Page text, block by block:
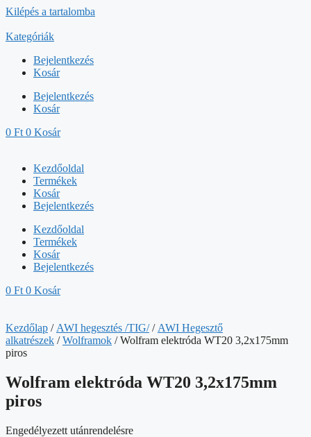
Kilépés a tartalomba
Kategóriák
Bejelentkezés
Kosár
Bejelentkezés
Kosár
0 Ft 0 Kosár
Kezdőoldal
Termékek
Kosár
Bejelentkezés
Kezdőoldal
Termékek
Kosár
Bejelentkezés
0 Ft 0 Kosár
Kezdőlap / AWI hegesztés /TIG// AWI Hegesztő
alkatrészek /Wolframok / Wolfram elektróda WT20 3,2x175mm
piros
Wolfram elektróda WT20 3,2x175mm
piros
Engedélyezett utánrendelésre